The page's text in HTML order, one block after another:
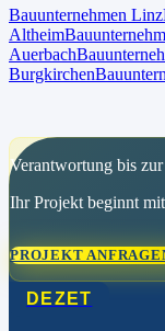
Bauunternehmen Linz
Altheim
Auerbach
Burgkirchen
Verantwortung bis
Ihr Projekt beginnt
PROJEKT
DEZET